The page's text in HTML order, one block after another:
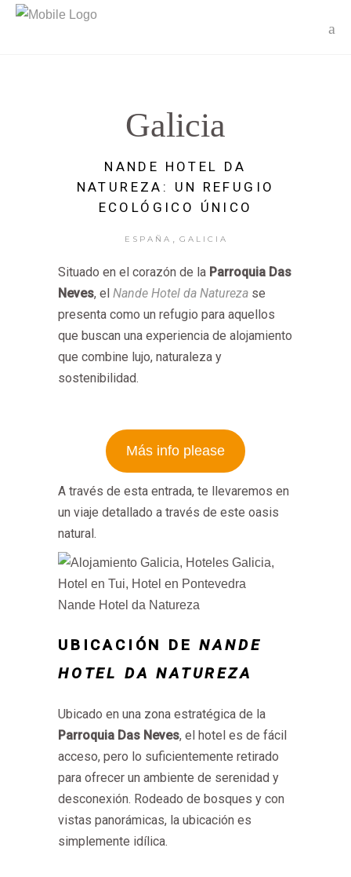
Galicia
NANDE HOTEL DA
NATUREZA: UN REFUGIO
ECOLÓGICO ÚNICO
ESPAÑA GALICIA
Situado en el corazón de la Parroquia Das
Neves, el Nande Hotel da Natureza se
presenta como un refugio para aquellos
que buscan una experiencia de alojamiento
que combine lujo, naturaleza y
sostenibilidad.
Más info please
A través de esta entrada, te llevaremos en
un viaje detallado a través de este oasis
natural.
Nande Hotel da Natureza
UBICACIÓN DENANDE
HOTEL DA NATUREZA
Ubicado en una zona estratégica de la
Parroquia Das Neves, el hotel es de fácil
acceso, pero lo suficientemente retirado
para ofrecer un ambiente de serenidad y
desconexión. Rodeado de bosques y con
vistas panorámicas, la ubicación es
simplemente idílica.